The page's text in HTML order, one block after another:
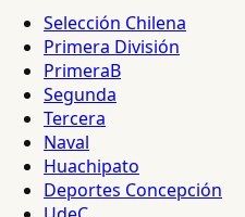
Selección Chilena
Primera División
PrimeraB
Segunda
Tercera
Naval
Huachipato
Deportes Concepción